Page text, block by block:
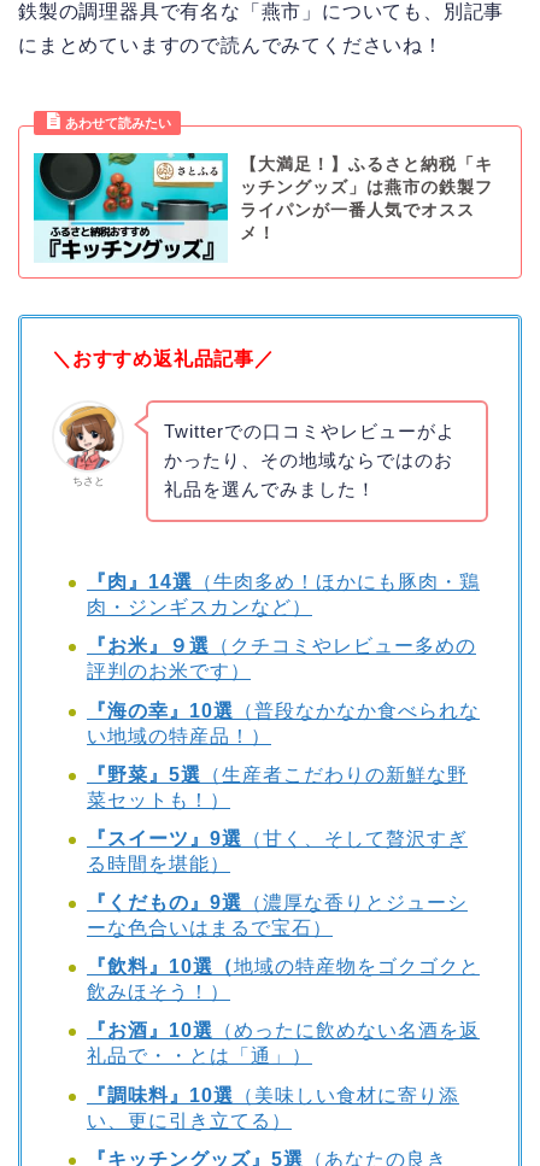
鉄製の調理器具で有名な「燕市」についても、別記事
にまとめていますので読んでみてくださいね！
【大満足！】ふるさと納税「キ
ッチングッズ」は燕市の鉄製フ
ライパンが一番人気でオスス
メ！
＼おすすめ返礼品記事／
ちさと
Twitterでの口コミやレビューがよ
かったり、その地域ならではのお
礼品を選んでみました！
『肉』14選
（牛肉多め！ほかにも豚肉・鶏
肉・ジンギスカンなど）
『お米』９選
（クチコミやレビュー多めの
評判のお米です）
『海の幸』10選
（普段なかなか食べられな
い地域の特産品！）
『野菜』5選
（生産者こだわりの新鮮な野
菜セットも！）
『スイーツ』9選
（甘く、そして贅沢すぎ
る時間を堪能）
『くだもの』9選
（濃厚な香りとジューシ
ーな色合いはまるで宝石）
『飲料』10選
（地域の特産物をゴクゴクと
飲みほそう！）
『お酒』10選 （めったに飲めない名酒を返
礼品で・・とは「通」）
『調味料』10選
（美味しい食材に寄り添
い、更に引き立てる）
『キッチングッズ』5選
（あなたの良き